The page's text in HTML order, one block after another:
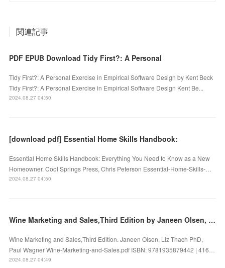
関連記事
PDF EPUB Download Tidy First?: A Personal
Tidy First?: A Personal Exercise in Empirical Software Design by Kent Beck
Tidy First?: A Personal Exercise in Empirical Software Design Kent Be...
2024.08.27 04:50
[download pdf] Essential Home Skills Handbook:
Essential Home Skills Handbook: Everything You Need to Know as a New
Homeowner. Cool Springs Press, Chris Peterson Essential-Home-Skills-…
2024.08.27 04:50
Wine Marketing and Sales,Third Edition by Janeen Olsen, Liz Thach PhD, Paul Wagner on Ipad
Wine Marketing and Sales,Third Edition. Janeen Olsen, Liz Thach PhD,
Paul Wagner Wine-Marketing-and-Sales.pdf ISBN: 9781935879442 | 416…
2024.08.27 04:49